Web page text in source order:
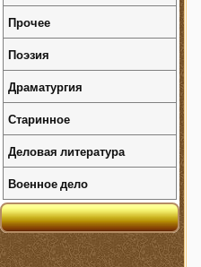
Прочее
Поэзия
Драматургия
Старинное
Деловая литература
Военное дело